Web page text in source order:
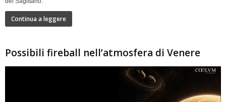
Continua a leggere
Possibili fireball nell’atmosfera di Venere